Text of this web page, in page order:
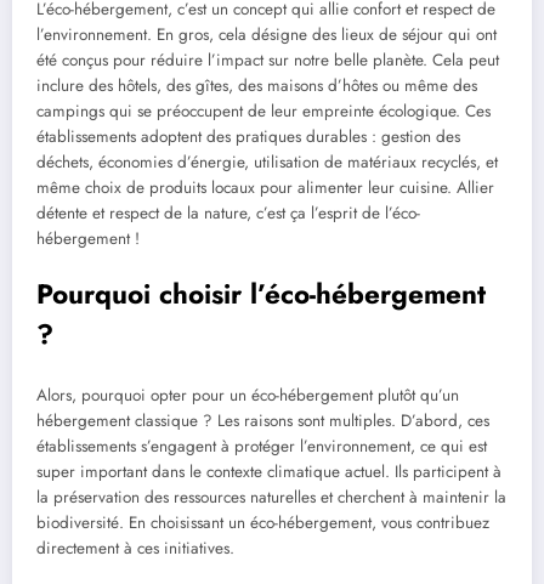
L’éco-hébergement, c’est un concept qui allie confort et respect de
l’environnement. En gros, cela désigne des lieux de séjour qui ont
été conçus pour réduire l’impact sur notre belle planète. Cela peut
inclure des hôtels, des gîtes, des maisons d’hôtes ou même des
campings qui se préoccupent de leur empreinte écologique. Ces
établissements adoptent des pratiques durables : gestion des
déchets, économies d’énergie, utilisation de matériaux recyclés, et
même choix de produits locaux pour alimenter leur cuisine. Allier
détente et respect de la nature, c’est ça l’esprit de l’éco-
hébergement !
Pourquoi choisir l’éco-hébergement
?
Alors, pourquoi opter pour un éco-hébergement plutôt qu’un
hébergement classique ? Les raisons sont multiples. D’abord, ces
établissements s’engagent à protéger l’environnement, ce qui est
super important dans le contexte climatique actuel. Ils participent à
la préservation des ressources naturelles et cherchent à maintenir la
biodiversité. En choisissant un éco-hébergement, vous contribuez
directement à ces initiatives.